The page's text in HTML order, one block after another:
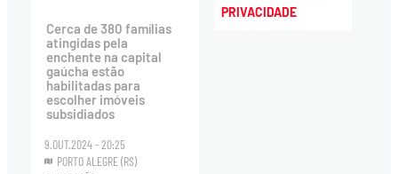
Cerca de 380 famílias
atingidas pela
enchente na capital
gaúcha estão
habilitadas para
escolher imóveis
subsidiados
9.OUT.2024 - 20:25
PORTO ALEGRE (RS)
PRIVACIDADE